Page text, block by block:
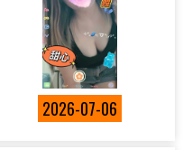
2026-07-06